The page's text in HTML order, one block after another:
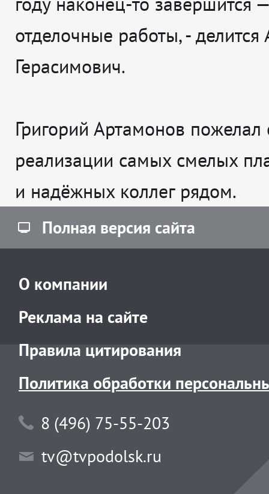
отделочные работы, - делится
Герасимович.
Григорий Артамонов пожелал
реализации самых смелых
и надёжных коллег рядом.
Полная версия сайта
О компании
Реклама на сайте
Правила цитирования
Политика обработки
8 (496) 75-55-203
tv@tvpodolsk.ru